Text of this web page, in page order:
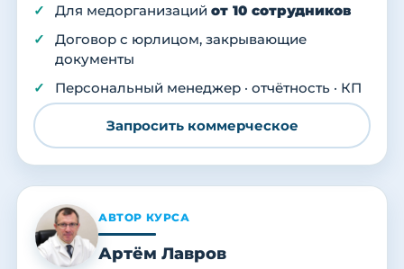
Для медорганизаций от 10 сотрудников
Договор с юрлицом, закрывающие
документы
Персональный менеджер · отчётность · КП
Запросить коммерческое
АВТОР КУРСА
Артём Лавров